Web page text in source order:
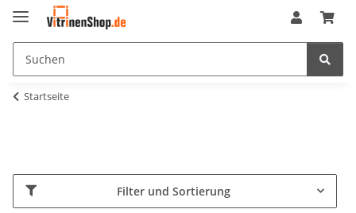
Startseite
Filter und Sortierung